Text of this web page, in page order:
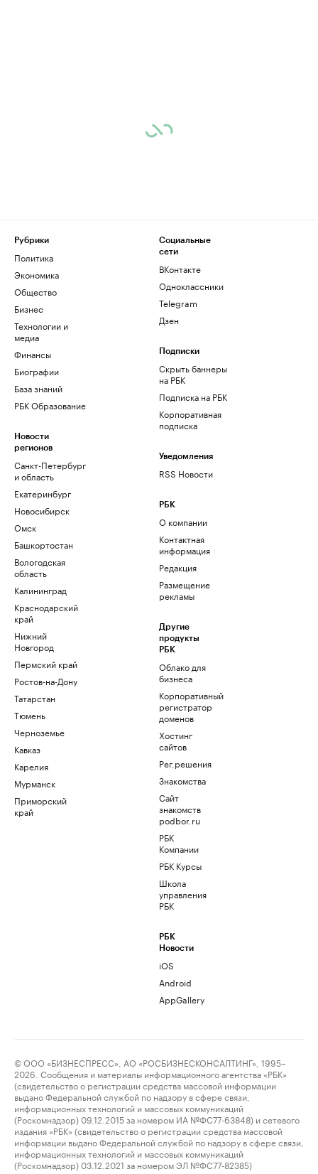
Рубрики
Политика
Экономика
Общество
Бизнес
Технологии и
медиа
Финансы
Биографии
База знаний
РБК Образование
Новости
регионов
Санкт-Петербург
и область
Екатеринбург
Новосибирск
Омск
Башкортостан
Вологодская
область
Калининград
Краснодарский
край
Нижний
Новгород
Пермский край
Ростов-на-Дону
Татарстан
Тюмень
Черноземье
Кавказ
Карелия
Мурманск
Приморский
край
Социальные
сети
ВКонтакте
Одноклассники
Telegram
Дзен
Подписки
Скрыть баннеры
на РБК
Подписка на РБК
Корпоративная
подписка
Уведомления
RSS Новости
РБК
О компании
Контактная
информация
Редакция
Размещение
рекламы
Другие
продукты
РБК
Облако для
бизнеса
Корпоративный
регистратор
доменов
Хостинг
сайтов
Рег.решения
Знакомства
Сайт
знакомств
podbor.ru
РБК
Компании
РБК Курсы
Школа
управления
РБК
РБК
Новости
iOS
Android
AppGallery
© ООО «БИЗНЕСПРЕСС», АО «РОСБИЗНЕСКОНСАЛТИНГ», 1995–
2026. Сообщения и материалы информационного агентства «РБК»
(свидетельство о регистрации средства массовой информации
выдано Федеральной службой по надзору в сфере связи,
информационных технологий и массовых коммуникаций
(Роскомнадзор) 09.12.2015 за номером ИА №ФС77-63848) и сетевого
издания «РБК» (свидетельство о регистрации средства массовой
информации выдано Федеральной службой по надзору в сфере связи,
информационных технологий и массовых коммуникаций
(Роскомнадзор) 03.12.2021 за номером ЭЛ №ФС77-82385)